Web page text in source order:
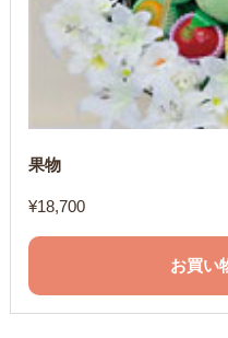
果物
¥18,700
お買い